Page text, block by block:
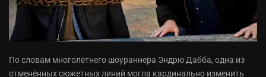
По словам многолетнего шоураннера Эндрю Дабба, одна из
отменённых сюжетных линий могла кардинально изменить